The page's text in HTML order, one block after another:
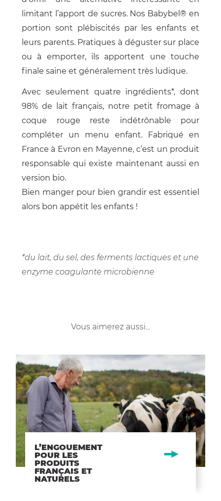
limitant l’apport de sucres. Nos Babybel® en
portion sont plébiscités par les enfants et
leurs parents. Pratiques à déguster sur place
ou à emporter, ils apportent une touche
finale saine et généralement très ludique.
Avec seulement quatre ingrédients*, dont
98% de lait français, notre petit fromage à
coque rouge reste indétrônable pour
compléter un menu enfant. Fabriqué en
France à Evron en Mayenne, c’est un produit
responsable qui existe maintenant aussi en
version bio.
Bien manger pour bien grandir est essentiel
alors bon appétit les enfants !
*du lait, du sel, des ferments lactiques et une
enzyme coagulante microbienne
Vous aimerez aussi...
L’ENGOUEMENT
POUR LES
PRODUITS
FRANÇAIS ET
NATURELS